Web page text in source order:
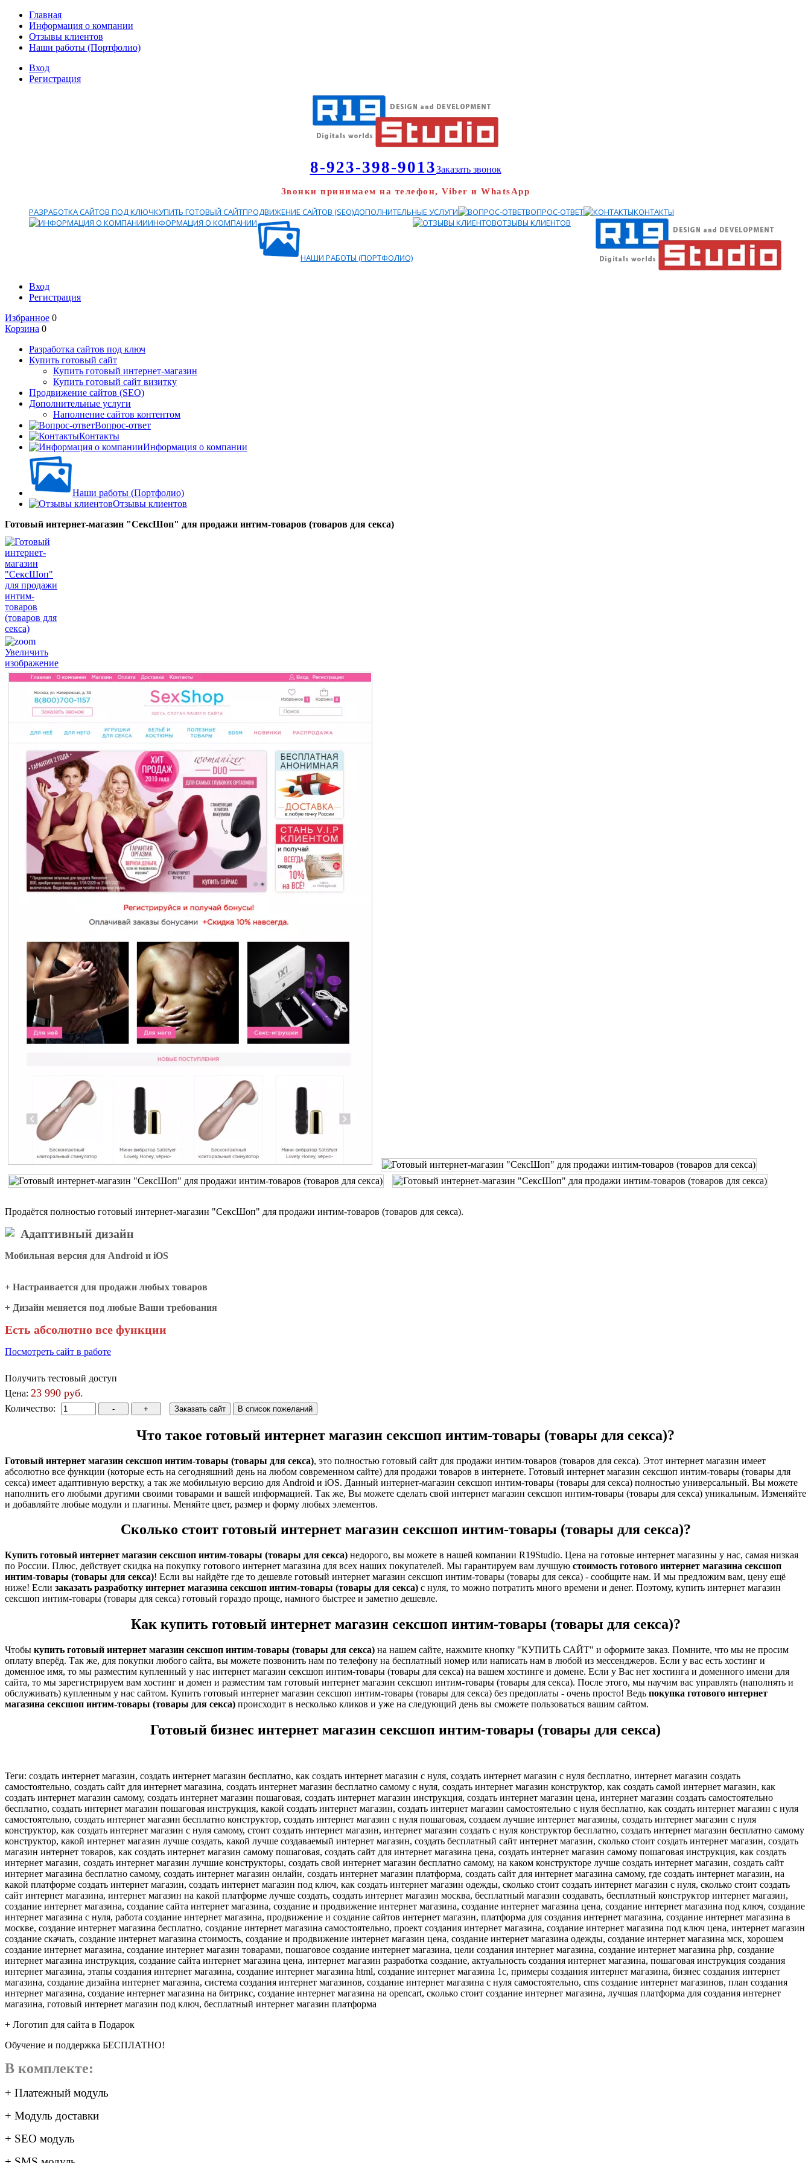
Главная
Информация о компании
Отзывы клиентов
Наши работы (Портфолио)
Вход
Регистрация
8-923-398-9013Заказать звонок
Звонки принимаем на телефон, Viber и WhatsApp
РАЗРАБОТКА САЙТОВ ПОД КЛЮЧКУПИТЬ ГОТОВЫЙ САЙТПРОДВИЖЕНИЕ САЙТОВ (SEO)ДОПОЛНИТЕЛЬНЫЕ УСЛУГИ ВОПРОС-ОТВЕТ
КОНТАКТЫ
ИНФОРМАЦИЯ О КОМПАНИИ
НАШИ РАБОТЫ (ПОРТФОЛИО)
ОТЗЫВЫ КЛИЕНТОВ
Вход
Регистрация
Избранное 0
Корзина 0
Разработка сайтов под ключ
Купить готовый сайт
Купить готовый интернет-магазин
Купить готовый сайт визитку
Продвижение сайтов (SEO)
Дополнительные услуги
Наполнение сайтов контентом
Вопрос-ответ
Контакты
Информация о компании
Наши работы (Портфолио)
Отзывы клиентов
Готовый интернет-магазин "СексШоп" для продажи интим-товаров (товаров для секса)
Увеличить
изображение
Продаётся полностью готовый интернет-магазин "СексШоп" для продажи интим-товаров (товаров для секса).
Адаптивный дизайн
Мобильная версия для Android и iOS
+ Настраивается для продажи любых товаров
+ Дизайн меняется под любые Ваши требования
Есть абсолютно все функции
Посмотреть сайт в работе
Получить тестовый доступ
Цена: 23 990 руб.
Количество:
Что такое готовый интернет магазин сексшоп интим-товары (товары для секса)?
Готовый интернет магазин сексшоп интим-товары (товары для секса), это полностью готовый сайт для продажи интим-товаров (товаров для секса). Этот интернет магазин имеет
абсолютно все функции (которые есть на сегодняшний день на любом современном сайте) для продажи товаров в интернете. Готовый интернет магазин сексшоп интим-товары (товары для
секса) имеет адаптивную верстку, а так же мобильную версию для Android и iOS. Данный интернет-магазин сексшоп интим-товары (товары для секса) полностью универсальный. Вы можете
наполнить его любыми другими своими товарами и вашей информацией. Так же, Вы можете сделать свой интернет магазин сексшоп интим-товары (товары для секса) уникальным. Изменяйте
и добавляйте любые модули и плагины. Меняйте цвет, размер и форму любых элементов.
Сколько стоит готовый интернет магазин сексшоп интим-товары (товары для секса)?
Купить готовый интернет магазин сексшоп интим-товары (товары для секса) недорого, вы можете в нашей компании R19Studio. Цена на готовые интернет магазины у нас, самая низкая
по России. Плюс, действует скидка на покупку готового интернет магазина для всех наших покупателей. Мы гарантируем вам лучшую стоимость готового интернет магазина сексшоп
интим-товары (товары для секса)! Если вы найдёте где то дешевле готовый интернет магазин сексшоп интим-товары (товары для секса) - сообщите нам. И мы предложим вам, цену ещё
ниже! Если заказать разработку интернет магазина сексшоп интим-товары (товары для секса) с нуля, то можно потратить много времени и денег. Поэтому, купить интернет магазин
сексшоп интим-товары (товары для секса) готовый гораздо проще, намного быстрее и заметно дешевле.
Как купить готовый интернет магазин сексшоп интим-товары (товары для секса)?
Чтобы купить готовый интернет магазин сексшоп интим-товары (товары для секса) на нашем сайте, нажмите кнопку "КУПИТЬ САЙТ" и оформите заказ. Помните, что мы не просим
оплату вперёд. Так же, для покупки любого сайта, вы можете позвонить нам по телефону на бесплатный номер или написать нам в любой из мессенджеров. Если у вас есть хостинг и
доменное имя, то мы разместим купленный у нас интернет магазин сексшоп интим-товары (товары для секса) на вашем хостинге и домене. Если у Вас нет хостинга и доменного имени для
сайта, то мы зарегистрируем вам хостинг и домен и разместим там готовый интернет магазин сексшоп интим-товары (товары для секса). После этого, мы научим вас управлять (наполнять и
обслуживать) купленным у нас сайтом. Купить готовый интернет магазин сексшоп интим-товары (товары для секса) без предоплаты - очень просто! Ведь покупка готового интернет
магазина сексшоп интим-товары (товары для секса) происходит в несколько кликов и уже на следующий день вы сможете пользоваться вашим сайтом.
Готовый бизнес интернет магазин сексшоп интим-товары (товары для секса)
Теги: создать интернет магазин, создать интернет магазин бесплатно, как создать интернет магазин с нуля, создать интернет магазин с нуля бесплатно, интернет магазин создать
самостоятельно, создать сайт для интернет магазина, создать интернет магазин бесплатно самому с нуля, создать интернет магазин конструктор, как создать самой интернет магазин, как
создать интернет магазин самому, создать интернет магазин пошаговая, создать интернет магазин инструкция, создать интернет магазин цена, интернет магазин создать самостоятельно
бесплатно, создать интернет магазин пошаговая инструкция, какой создать интернет магазин, создать интернет магазин самостоятельно с нуля бесплатно, как создать интернет магазин с нуля
самостоятельно, создать интернет магазин бесплатно конструктор, создать интернет магазин с нуля пошаговая, создаем лучшие интернет магазины, создать интернет магазин с нуля
конструктор, как создать интернет магазин с нуля самому, стоит создать интернет магазин, интернет магазин создать с нуля конструктор бесплатно, создать интернет магазин бесплатно самому
конструктор, какой интернет магазин лучше создать, какой лучше создаваемый интернет магазин, создать бесплатный сайт интернет магазин, сколько стоит создать интернет магазин, создать
магазин интернет товаров, как создать интернет магазин самому пошаговая, создать сайт для интернет магазина цена, создать интернет магазин самому пошаговая инструкция, как создать
интернет магазин, создать интернет магазин лучшие конструкторы, создать свой интернет магазин бесплатно самому, на каком конструкторе лучше создать интернет магазин, создать сайт
интернет магазина бесплатно самому, создать интернет магазин онлайн, создать интернет магазин платформа, создать сайт для интернет магазина самому, где создать интернет магазин, на
какой платформе создать интернет магазин, создать интернет магазин под ключ, как создать интернет магазин одежды, сколько стоит создать интернет магазин с нуля, сколько стоит создать
сайт интернет магазина, интернет магазин на какой платформе лучше создать, создать интернет магазин москва, бесплатный магазин создавать, бесплатный конструктор интернет магазин,
создание интернет магазина, создание сайта интернет магазина, создание и продвижение интернет магазина, создание интернет магазина цена, создание интернет магазина под ключ, создание
интернет магазина с нуля, работа создание интернет магазина, продвижение и создание сайтов интернет магазин, платформа для создания интернет магазина, создание интернет магазина в
москве, создание интернет магазина бесплатно, создание интернет магазина самостоятельно, проект создания интернет магазина, создание интернет магазина под ключ цена, интернет магазин
создание скачать, создание интернет магазина стоимость, создание и продвижение интернет магазин цена, создание интернет магазина одежды, создание интернет магазина мск, хорошем
создание интернет магазина, создание интернет магазин товарами, пошаговое создание интернет магазина, цели создания интернет магазина, создание интернет магазина php, создание
интернет магазина инструкция, создание сайта интернет магазина цена, интернет магазин разработка создание, актуальность создания интернет магазина, пошаговая инструкция создания
интернет магазина, этапы создания интернет магазина, создание интернет магазина html, создание интернет магазина 1с, примеры создания интернет магазина, бизнес создания интернет
магазина, создание дизайна интернет магазина, система создания интернет магазинов, создание интернет магазина с нуля самостоятельно, cms создание интернет магазинов, план создания
интернет магазина, создание интернет магазина на битрикс, создание интернет магазина на opencart, сколько стоит создание интернет магазина, лучшая платформа для создания интернет
магазина, готовый интернет магазин под ключ, бесплатный интернет магазин платформа
+ Логотип для сайта в Подарок
Обучение и поддержка БЕСПЛАТНО!
В комплекте:
+ Платежный модуль
+ Модуль доставки
+ SEO модуль